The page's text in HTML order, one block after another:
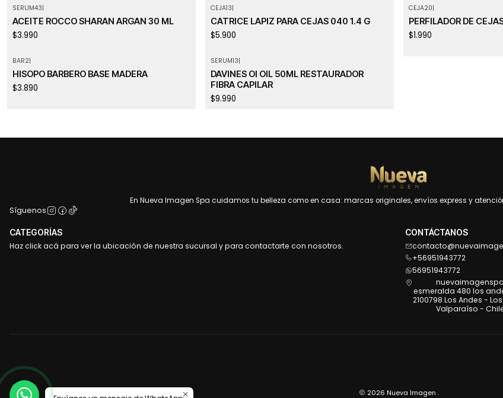
SERUM43|
ACEITE ROCCO SHARAN ARGAN 30 ML
$3.990
CEJA13|
CATRICE LAPIZ PARA CEJAS 040 1.4 G
$5.900
CEJA20|
PERFILADOR DE
$1.990
BAR2|
HISOPO BARBERO BASE MADERA
$3.890
SERUM13|
DAVINES OI OIL 50ML RESTAURADOR
FIBRA CAPILAR
$9.990
En Nueva Imagen Spa cuidamos tu belleza como en casa: marcas originales, envíos express y
Síguenos
CATEGORÍAS
Haz click acá para ver la ubicación de nuestra sucursal y para contactarte con nosotros.
CONTÁCTANOS
+56951943772
56951943772
nuevaimagenspa
esmeralda 480 los
2100798 Los Andes -
Valparaíso -
2026 Nueva Imagen .